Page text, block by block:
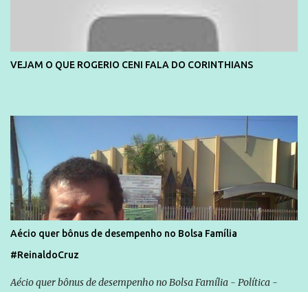
VEJAM O QUE ROGERIO CENI FALA DO CORINTHIANS
Aécio quer bônus de desempenho no Bolsa Família
#ReinaldoCruz
Aécio quer bônus de desempenho no Bolsa Família - Política -